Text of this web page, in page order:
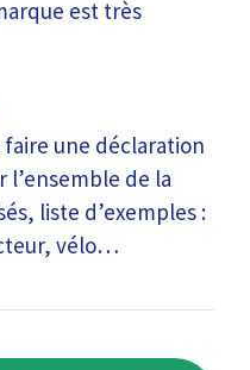
est très
faire une déclaration
l’ensemble de la
liste d’exemples :
vélo…